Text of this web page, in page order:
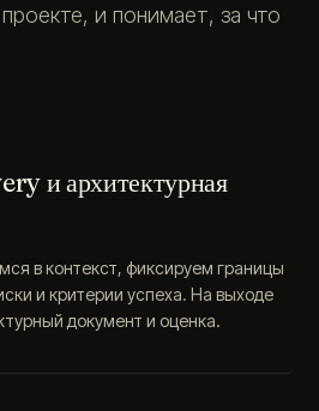
и понимает, за что
и архитектурная
в контекст, фиксируем границы
и критерии успеха. На выходе
документ и оценка.